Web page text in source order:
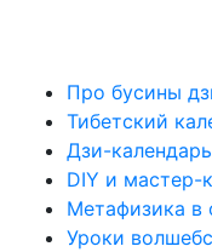
Про бусины
Тибетский
Дзи-календарь
DIY и мастер-
Метафизика в
Уроки